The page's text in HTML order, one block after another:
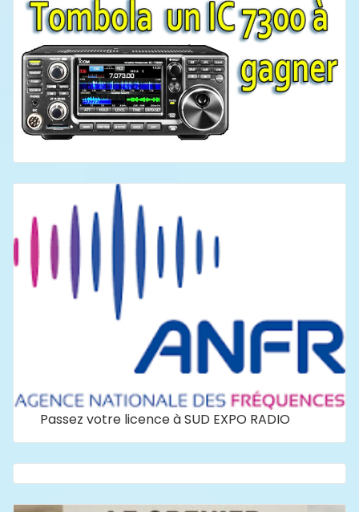
Passez votre licence à SUD EXPO RADIO